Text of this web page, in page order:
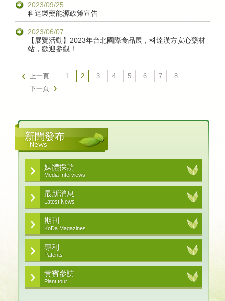
2023/09/25
科達製藥能源政策宣告
2023/06/07
【展覽活動】2023年台北國際食品展，科達漢方安心藥材
站，歡迎參觀！
上一頁 1 2 3 4 5 6 7
8
下一頁
新聞發布
News
媒體採訪
Media Interviews
最新消息
Latest News
期刊
KoDa Magazines
專利
Patents
貴賓參訪
Plant tour